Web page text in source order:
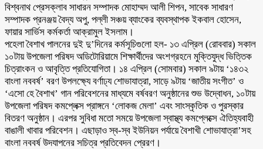
বিশ্বনাথ প্রেসক্লাব সাধারন সম্পাদক মোহাম্মদ আলী শিপন, সাবেক সাধারণ
সম্পাদক প্রনঞ্জয় বৈদ্য অপু, পল্লী সঞ্চয় ব্যাংকের ব্যবস্থাপক ইকবাল হোসেন,
ফায়ার সার্ভিস কর্মকর্তা আক্রামুল ইসলাম।
পহেলা বৈশাখ পালনের দুই দু’দিনের কর্মসূচিগুলো হল- ১৩ এপ্রিল (রোববার) সকাল
১০টায় উপজেলা পরিষদ অডিটোরিয়ামে শিক্ষার্থীদের অংশগ্রহনে মুক্তিযুদ্ধ ভিত্তিক
চিত্রাংকন ও আবৃত্তি প্রতিযোগিতা। ১৪ এপ্রিল (সোমবার) সকাল ৯টায় ‘১৪৩২
বাংলা নববর্ষ’ বরণ উপলক্ষ্যে বর্ণাঢ্য শোভাযাত্রা, সাড়ে ৯টায় ‘জাতীয় সংগীত’ ও
‘এসো হে বৈশাখ’ গান পরিবেশনের মাধ্যমে বর্ষবরণ অনুষ্ঠানের শুভ উদ্বোধন, ১০টায়
উপজেলা পরিষদ কমপ্লেক্স প্রাঙ্গনে ‘লোকজ মেলা’ এবং সাংস্কৃতিক ও পুরস্কার
বিতরণ অনুষ্ঠান। এরপর সুবিধা মতো সময়ে উপজেলা স্বাস্থ্য কমপ্লেক্সে ঐতিহ্যবাহী
বাঙালী খাবার পরিবেশন। এছাড়াও স্ব-স্ব ইউনিয়ন পর্যায়ে বৈশাখী শোভাযাত্রা’সহ
বাংলা নববর্ষ উদযাপনের সচিত্র প্রতিবেদন প্রেরণ।